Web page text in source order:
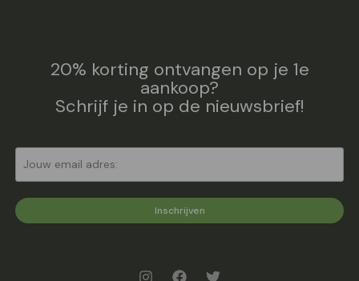
20% korting ontvangen op je 1e
aankoop?
Schrijf je in op de nieuwsbrief!
Inschrijven